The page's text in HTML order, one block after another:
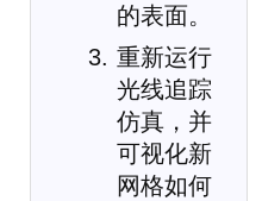
的表面。
重新运行
光线追踪
仿真，并
可视化新
网格如何